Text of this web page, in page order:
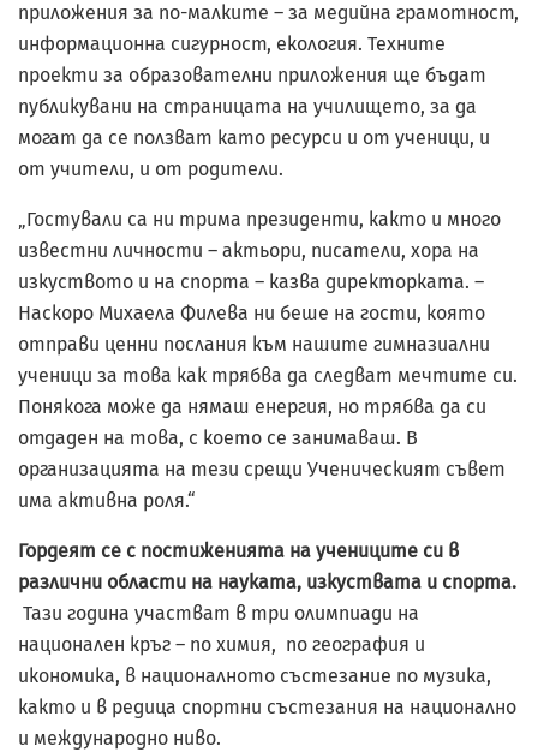
приложения за по-малките – за медийна грамотност,
информационна сигурност, екология. Техните
проекти за образователни приложения ще бъдат
публикувани на страницата на училището, за да
могат да се ползват като ресурси и от ученици, и
от учители, и от родители.
„Гостували са ни трима президенти, както и много
известни личности – актьори, писатели, хора на
изкуството и на спорта – казва директорката. –
Наскоро Михаела Филева ни беше на гости, която
отправи ценни послания към нашите гимназиални
ученици за това как трябва да следват мечтите си.
Понякога може да нямаш енергия, но трябва да си
отдаден на това, с което се занимаваш. В
организацията на тези срещи Ученическият съвет
има активна роля.“
Гордеят се с постиженията на учениците си в
различни области на науката, изкуствата и спорта.
Тази година участват в три олимпиади на
национален кръг – по химия, по география и
икономика, в националното състезание по музика,
както и в редица спортни състезания на национално
и международно ниво.